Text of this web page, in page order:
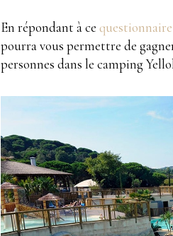
En répondant à ce
pourra vous permettre de
personnes dans le camping